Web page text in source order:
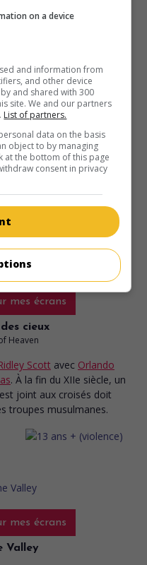
mes écrans
Veil
John Curran avec
Naomi
. En 1925, un médecin
village chinois décimé par
infidèle forcée de
mes écrans
cieux
Heaven
Scott avec Orlando
. À la fin du XIIe siècle, un
joint aux croisés doit
troupes musulmanes.
mes écrans
Valley
on a device
and information from
and other device
and shared with 300
site. We and our partners
List of partners.
data on the basis
object to by managing
at the bottom of this page
consent in privacy